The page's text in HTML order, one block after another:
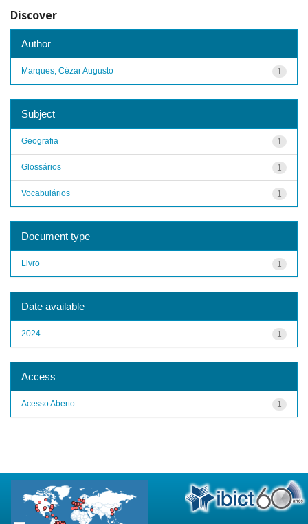
Discover
Author
1
Marques, Cézar Augusto
Subject
1
Geografia
1
Glossários
1
Vocabulários
Document type
1
Livro
Date available
1
2024
Access
1
Acesso Aberto